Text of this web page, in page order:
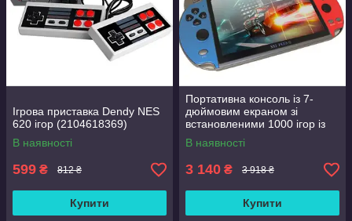
Ігрова приставка Dendy NES
620 ігор (2104618369)
В наявності
599 ₴ 812 ₴
Купити
Портативна консоль із 7-
дюймовим екраном зі
встановленими 1000 ігор із
пам'яттю на 16 gb No Brand
PSP 12 PLUS
В наявності
3 140 ₴ 3 918 ₴
Купити